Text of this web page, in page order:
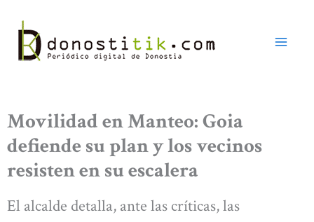
contenido
Movilidad en Manteo: Goia
defiende su plan y los vecinos
resisten en su escalera
El alcalde detalla, ante las críticas, las